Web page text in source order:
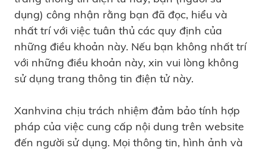
dụng) công nhận rằng bạn đã đọc, hiểu và
nhất trí với việc tuân thủ các quy định của
những điều khoản này. Nếu bạn không nhất trí
với những điều khoản này, xin vui lòng không
sử dụng trang thông tin điện tử này.
Xanhvina chịu trách nhiệm đảm bảo tính hợp
pháp của việc cung cấp nội dung trên website
đến người sử dụng. Mọi thông tin, hình ảnh và